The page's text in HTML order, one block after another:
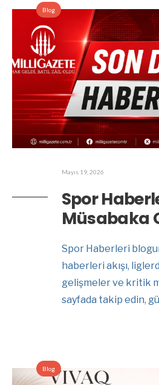
Blog
Mayıs 19, 2026
Spor
Müsabaka
Spor Haberleri
haberleri akışı,
gelişmeler ve kritik
sayfada takip edin,
Blog